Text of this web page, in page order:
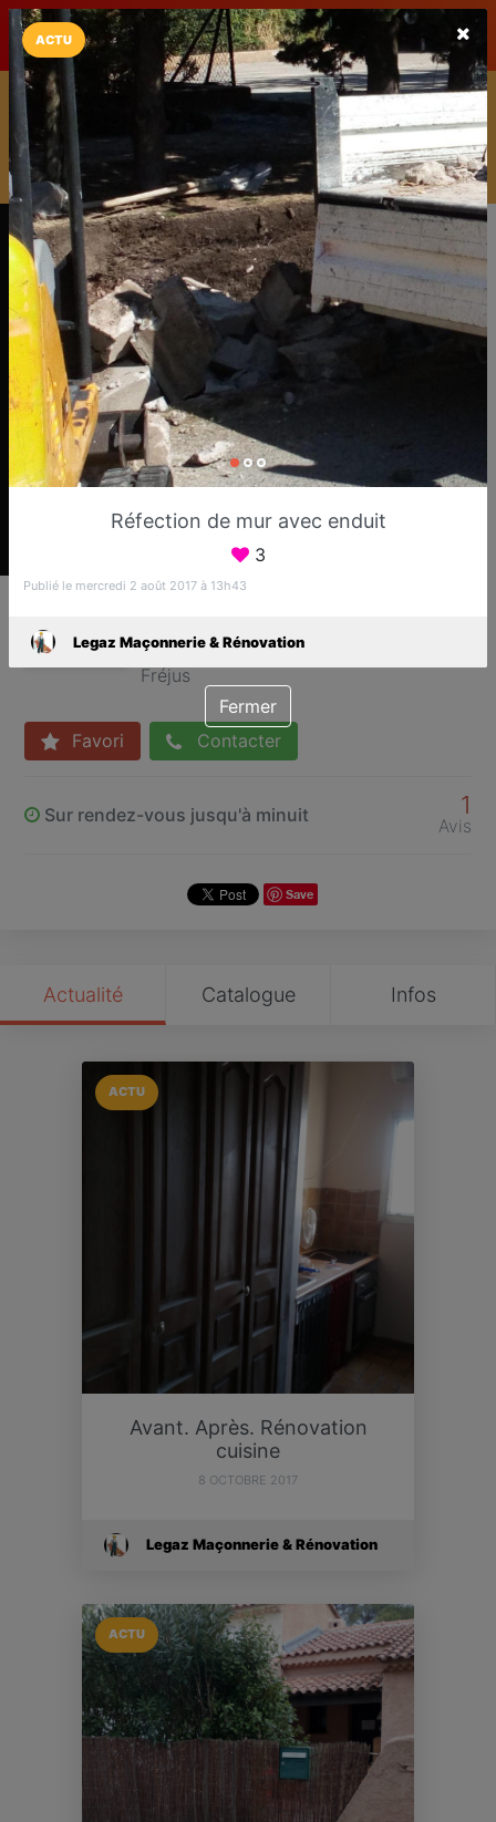
LaCarte LaCarte sur
Play Store
Installez l'App LaCarte
Téléchargez gratuitement l'app LaCarte pour suivre vos
commerces favoris et ne rien rater !
Télécharger Plus tard
Legaz Maçonnerie &
Maçonnerie Rénovation
Fréjus
Favori Contacter
Sur rendez-vous jusqu'à minuit 1
Avis
Save
Actualité Catalogue Infos
ACTU
Avant. Après. Rénovation
cuisine
8 OCTOBRE 2017
Legaz Maçonnerie & Rénovation
ACTU
ACTU
Réfection de mur avec enduit
3
Publié le mercredi 2 août 2017 à 13h43
Legaz Maçonnerie & Rénovation
Fermer